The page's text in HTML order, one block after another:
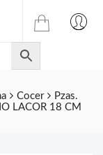
TIENDA
ONLINE
DE
JULIAN
CELDA
S.L.
Cocer
Pzas.
LACOR 18 CM